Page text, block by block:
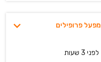
פרופילים
לפני 3 שעות